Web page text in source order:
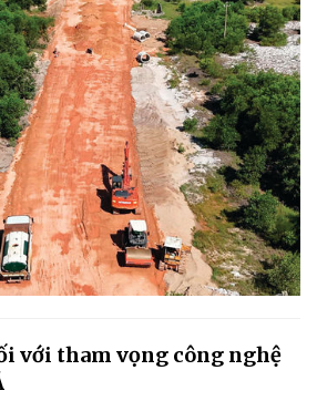
với tham vọng công nghệ